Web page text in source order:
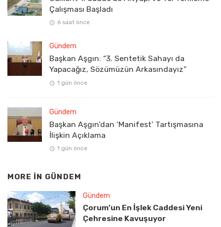
Çalışması Başladı
6 saat önce
Gündem
Başkan Aşgın: “3. Sentetik Sahayı da
Yapacağız, Sözümüzün Arkasındayız”
1 gün önce
Gündem
Başkan Aşgın’dan ‘Manifest’ Tartışmasına
İlişkin Açıklama
1 gün önce
MORE IN GÜNDEM
Gündem
Çorum’un En İşlek Caddesi Yeni
Çehresine Kavuşuyor